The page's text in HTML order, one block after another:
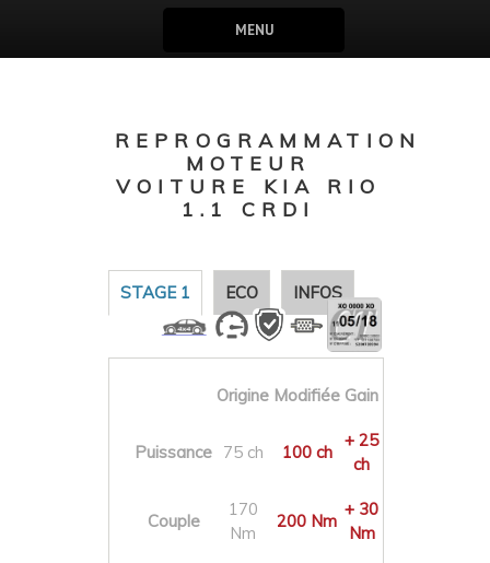
MENU
REPROGRAMMATION
MOTEUR
VOITURE KIA RIO
1.1 CRDI
STAGE 1 ECO INFOS
Origine Modifiée Gain
Puissance 75 ch 100 ch
+ 25
ch
Couple
170
Nm
200 Nm
+ 30
Nm